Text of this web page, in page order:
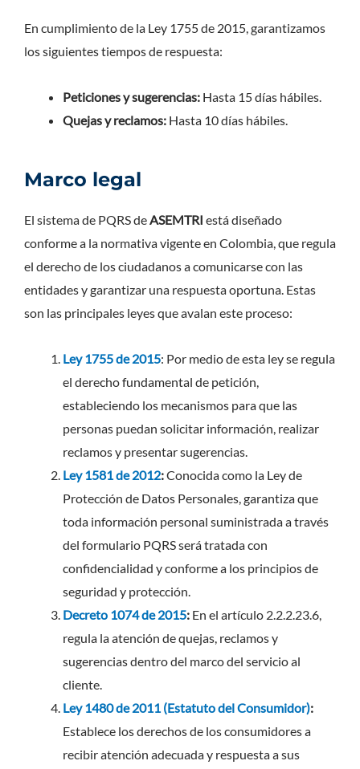
En cumplimiento de la Ley 1755 de 2015, garantizamos
los siguientes tiempos de respuesta:
Peticiones y sugerencias: Hasta 15 días hábiles.
Quejas y reclamos: Hasta 10 días hábiles.
Marco legal
El sistema de PQRS deASEMTRI está diseñado
conforme a la normativa vigente en Colombia, que regula
el derecho de los ciudadanos a comunicarse con las
entidades y garantizar una respuesta oportuna. Estas
son las principales leyes que avalan este proceso:
Ley 1755 de 2015: Por medio de esta ley se regula
el derecho fundamental de petición,
estableciendo los mecanismos para que las
personas puedan solicitar información, realizar
reclamos y presentar sugerencias.
Ley 1581 de 2012:Conocida como la Ley de
Protección de Datos Personales, garantiza que
toda información personal suministrada a través
del formulario PQRS será tratada con
confidencialidad y conforme a los principios de
seguridad y protección.
Decreto 1074 de 2015: En el artículo 2.2.2.23.6,
regula la atención de quejas, reclamos y
sugerencias dentro del marco del servicio al
cliente.
Ley 1480 de 2011 (Estatuto del Consumidor):
Establece los derechos de los consumidores a
recibir atención adecuada y respuesta a sus